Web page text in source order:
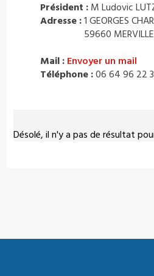
Désolé, il n'y a pas de résultat
Président : M Ludovic
Adresse :1 GEORGES
59660 MERVILLE
Mail : Envoyer un mail
Téléphone :06 64 96 22